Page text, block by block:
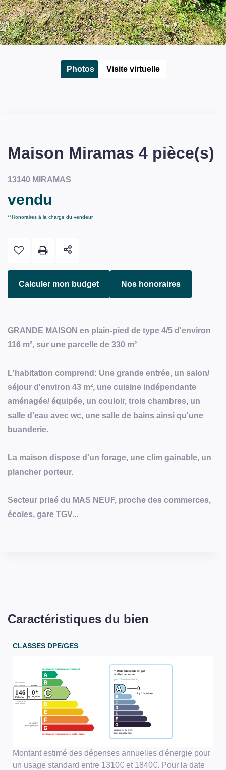
Photos Visite virtuelle
Maison Miramas 4 pièce(s)
13140 MIRAMAS
vendu
**Honoraires à la charge du vendeur
Calculer mon budget Nos honoraires
GRANDE MAISON en plain-pied de type 4/5 d'environ
116 m², sur une parcelle de 330 m²
L'habitation comprend: Une grande entrée, un salon/
séjour d'environ 43 m², une cuisine indépendante
aménagée/ équipée, un couloir, trois chambres, un
salle d'eau avec wc, une salle de bains ainsi qu'une
buanderie.
La maison dispose d'un forage, une clim gainable, un
plancher porteur.
Secteur prisé du MAS NEUF, proche des commerces,
écoles, gare TGV...
Caractéristiques du bien
CLASSES DPE/GES
Montant estimé des dépenses annuelles d'énergie pour
un usage standard entre 1310€ et 1840€. Pour la date